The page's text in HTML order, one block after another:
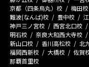
京都（四条烏丸）校
梅田校
難波(なんば)校
豊中校
神戸三ノ宮校
西宮北口校
明石校
奈良大和西大寺校
新山口校
香川高松校 北
福岡西新校
大橋校 佐賀
那覇首里校